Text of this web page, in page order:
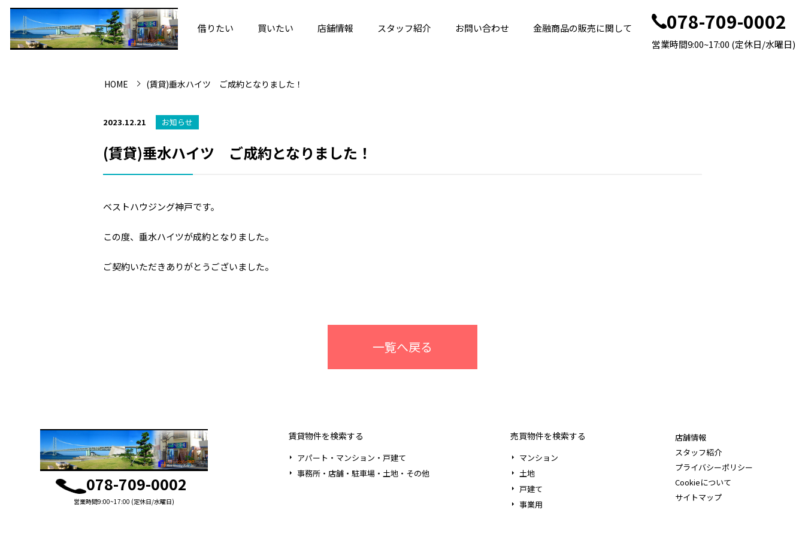
借りたい 買いたい 店舗情報 スタッフ紹介 お問い合わせ 金融商品の販売に関して 078-709-0002
営業時間9:00~17:00 (定休日/水曜日)
HOME (賃貸)垂水ハイツ ご成約となりました！
2023.12.21 お知らせ
(賃貸)垂水ハイツ ご成約となりました！
ベストハウジング神戸です。
この度、垂水ハイツが成約となりました。
ご契約いただきありがとうございました。
一覧へ戻る
078-709-0002
営業時間9:00~17:00 (定休日/水曜日)
賃貸物件を検索する
アパート・マンション・戸建て
事務所・店舗・駐車場・土地・その他
売買物件を検索する
マンション
土地
戸建て
事業用
店舗情報
スタッフ紹介
プライバシーポリシー
Cookieについて
サイトマップ